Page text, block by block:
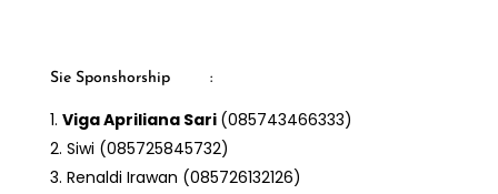
Sie Sponshorship :
Viga Apriliana Sari (085743466333)
Siwi (085725845732)
Renaldi Irawan (085726132126)